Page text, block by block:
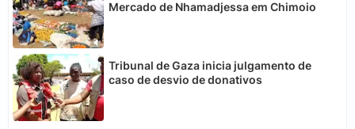
Mercado de Nhamadjessa em Chimoio
Tribunal de Gaza inicia julgamento de
caso de desvio de donativos